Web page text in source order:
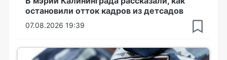
остановили отток кадров из детсадов
07.08.2026 19:39